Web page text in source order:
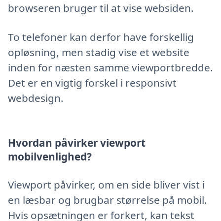
browseren bruger til at vise websiden.
To telefoner kan derfor have forskellig
opløsning, men stadig vise et website
inden for næsten samme viewportbredde.
Det er en vigtig forskel i responsivt
webdesign.
Hvordan påvirker viewport
mobilvenlighed?
Viewport påvirker, om en side bliver vist i
en læsbar og brugbar størrelse på mobil.
Hvis opsætningen er forkert, kan tekst